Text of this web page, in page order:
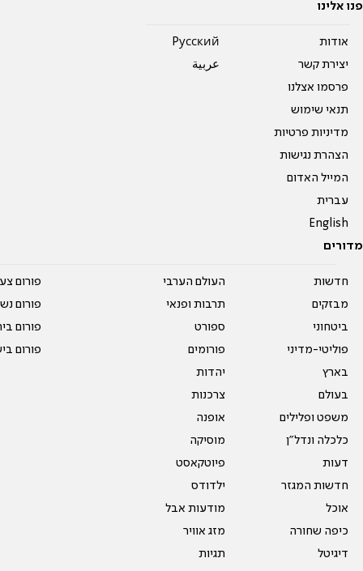
פנו אלינו
אודות
יצירת קשר
פרסמו אצלנו
תנאי שימוש
מדיניות פרטיות
הצהרת נגישות
המייל האדום
עברית
English
Pусский
عربية
מדורים
חדשות
מבזקים
ביטחוני
פוליטי-מדיני
בארץ
בעולם
משפט ופלילים
כלכלה ונדל"ן
דעות
חדשות המגזר
אוכל
כיפה שחורה
דיגיטל
העולם הערבי
תרבות ופנאי
ספורט
פורומים
יהדות
צרכנות
אופנה
מוסיקה
פיוטקאסט
ילדודס
מודעות אבל
מזג אוויר
תגיות
פורום
פורום
פורום
פורום